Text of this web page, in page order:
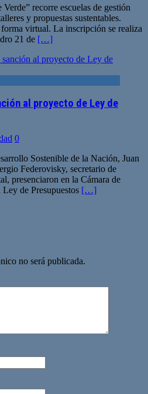
recorre escuelas de gestión
y propuestas sustentables.
virtual. La inscripción se realiza
21 de […]
al proyecto de Ley de
0
Sostenible de la Nación, Juan
Federovisky, secretario de
presenciaron en la Cámara de
de Presupuestos […]
no será publicada.